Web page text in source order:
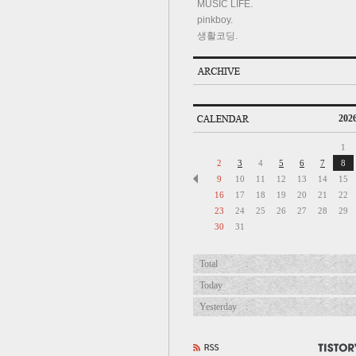
MUSIC LIFE.
pinkboy.
생활코딩.
1
2
3 4 5 6 7
8
9
10 11 12 13 14
15
16
17 18 19 20 21
22
23
24 25 26 27 28
29
30
31
Total
:
Today
:
Yesterday
: